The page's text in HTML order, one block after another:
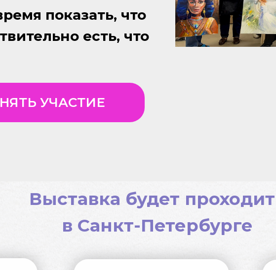
показать, что
есть, что
УЧАСТИЕ
Выставка будет
в Санкт-Петербурге